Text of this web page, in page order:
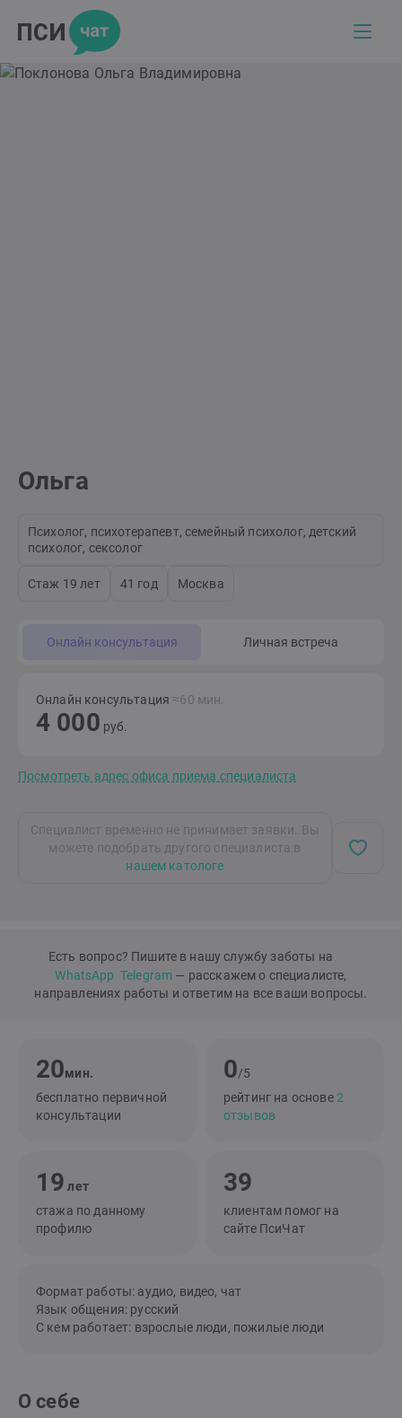
Ольга
Психолог, психотерапевт, семейный психолог, детский
психолог, сексолог
Стаж 19 лет 41 год Москва
Онлайн консультация Личная встреча
Онлайн консультация ≈60 мин.
4 000 руб.
Посмотреть адрес офиса приема специалиста
Специалист временно не принимает заявки. Вы
можете подобрать другого специалиста в
нашем катологе
Есть вопрос? Пишите в нашу службу заботы на
WhatsApp Telegram — расскажем о специалисте,
направлениях работы и ответим на все ваши вопросы.
20мин.
бесплатно первичной
консультации
0/5
рейтинг на основе2
отзывов
19 лет
стажа по данному
профилю
39
клиентам помог на
сайте ПсиЧат
Формат работы: аудио, видео, чат
Язык общения: русский
С кем работает: взрослые люди, пожилые люди
О себе